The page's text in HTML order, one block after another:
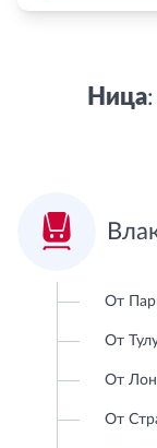
Ница

От
От
От
От